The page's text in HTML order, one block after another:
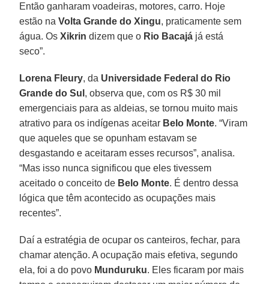
Então ganharam voadeiras, motores, carro. Hoje
estão na Volta Grande do Xingu, praticamente sem
água. OsXikrin dizem que o Rio Bacajá já está
seco”.
Lorena Fleury, da Universidade Federal do Rio
Grande do Sul , observa que, com os R$ 30 mil
emergenciais para as aldeias, se tornou muito mais
atrativo para os indígenas aceitar Belo Monte. “Viram
que aqueles que se opunham estavam se
desgastando e aceitaram esses recursos”, analisa.
“Mas isso nunca significou que eles tivessem
aceitado o conceito de Belo Monte. É dentro dessa
lógica que têm acontecido as ocupações mais
recentes”.
Daí a estratégia de ocupar os canteiros, fechar, para
chamar atenção. A ocupação mais efetiva, segundo
ela, foi a do povo Munduruku. Eles ficaram por mais